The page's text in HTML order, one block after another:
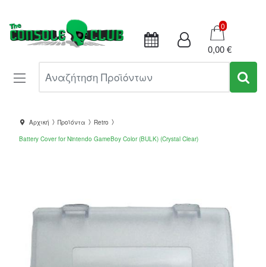
Καλάθι
0
0,00 €
Αρχική Προϊόντα
Retro
Battery Cover for Nintendo GameBoy Color (BULK) (Crystal Clear)